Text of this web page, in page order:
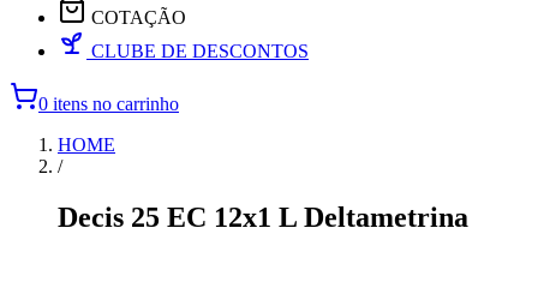
COTAÇÃO
CLUBE DE DESCONTOS
0 itens no carrinho
HOME
/
Decis 25 EC 12x1 L Deltametrina